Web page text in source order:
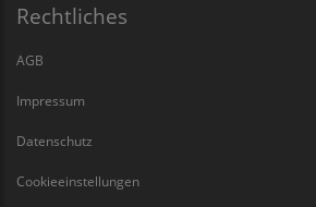
Rechtliches
AGB
Impressum
Datenschutz
Cookieeinstellungen